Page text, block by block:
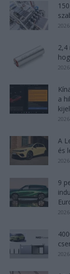
2,4
a
A
és
9